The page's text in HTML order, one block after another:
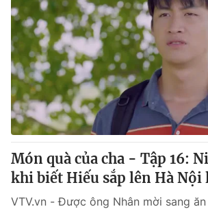
Món quà của cha - Tập 16:
khi biết Hiếu sắp lên Hà Nội
VTV.vn - Được ông Nhân mời sang